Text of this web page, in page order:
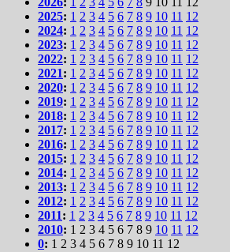
2025: 1 2 3 4 5 6 7 8 9 10 11 12
2024: 1 2 3 4 5 6 7 8 9 10 11 12
2023: 1 2 3 4 5 6 7 8 9 10 11 12
2022: 1 2 3 4 5 6 7 8 9 10 11 12
2021: 1 2 3 4 5 6 7 8 9 10 11 12
2020: 1 2 3 4 5 6 7 8 9 10 11 12
2019: 1 2 3 4 5 6 7 8 9 10 11 12
2018: 1 2 3 4 5 6 7 8 9 10 11 12
2017: 1 2 3 4 5 6 7 8 9 10 11 12
2016: 1 2 3 4 5 6 7 8 9 10 11 12
2015: 1 2 3 4 5 6 7 8 9 10 11 12
2014: 1 2 3 4 5 6 7 8 9 10 11 12
2013: 1 2 3 4 5 6 7 8 9 10 11 12
2012: 1 2 3 4 5 6 7 8 9 10 11 12
2011: 1 2 3 4 5 6 7 8 9 10 11 12
2010: 1 2 3 4 5 6 7 8 9 10 11 12
0: 1 2 3 4 5 6 7 8 9 10 11 12